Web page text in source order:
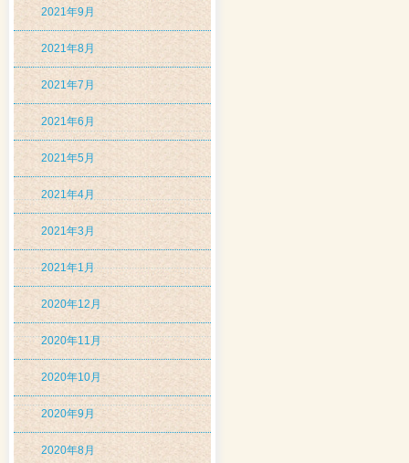
2021年9月
2021年8月
2021年7月
2021年6月
2021年5月
2021年4月
2021年3月
2021年1月
2020年12月
2020年11月
2020年10月
2020年9月
2020年8月